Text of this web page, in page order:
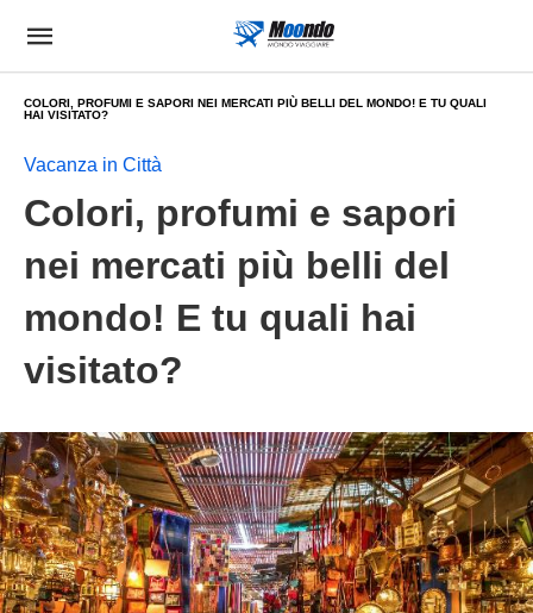
COLORI, PROFUMI E SAPORI NEI MERCATI PIÙ BELLI DEL MONDO! E TU QUALI
HAI VISITATO?
Vacanza in Città
Colori, profumi e sapori
nei mercati più belli del
mondo! E tu quali hai
visitato?